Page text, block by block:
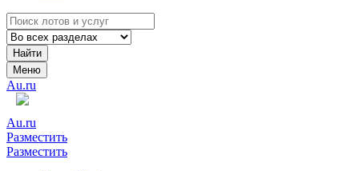
Найти
Меню
Au.ru
Au.ru
Разместить
Разместить